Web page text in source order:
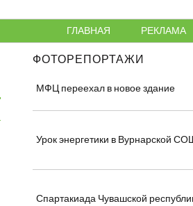
ГЛАВНАЯ РЕКЛАМА
ФОТОРЕПОРТАЖИ
МФЦ переехал в новое здание
Урок энергетики в Вурнарской
Спартакиада Чувашской